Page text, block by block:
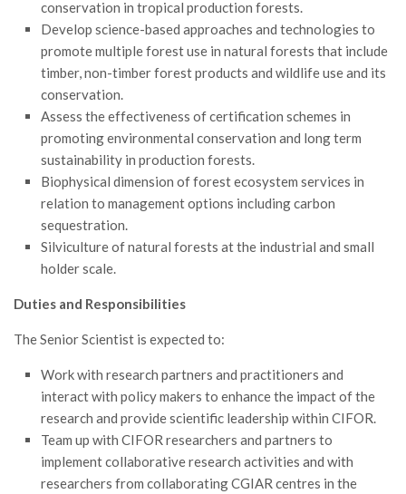
GdL Verde Urbano
GdL Comunicazione Forestale
GdL Foreste, Mitigazione, Adattamento
GdL Infrastrutture, Risorse, Innovazione
GdL Boschi Vetusti
GdL “TreeTalkers”
GdL Boschi Cedui
News
Post Recenti
Ricevi la SISEF Newsletter
Avvisi
Call for Papers
Call for Proposals
Comunicati
Congressi
conservation in tropical production forests.
Develop science-based approaches and technologies to
promote multiple forest use in natural forests that include
timber, non-timber forest products and wildlife use and its
conservation.
Assess the effectiveness of certification schemes in
promoting environmental conservation and long term
sustainability in production forests.
Biophysical dimension of forest ecosystem services in
relation to management options including carbon
sequestration.
Silviculture of natural forests at the industrial and small
holder scale.
Duties and Responsibilities
The Senior Scientist is expected to:
Work with research partners and practitioners and
interact with policy makers to enhance the impact of the
research and provide scientific leadership within CIFOR.
Team up with CIFOR researchers and partners to
implement collaborative research activities and with
researchers from collaborating CGIAR centres in the